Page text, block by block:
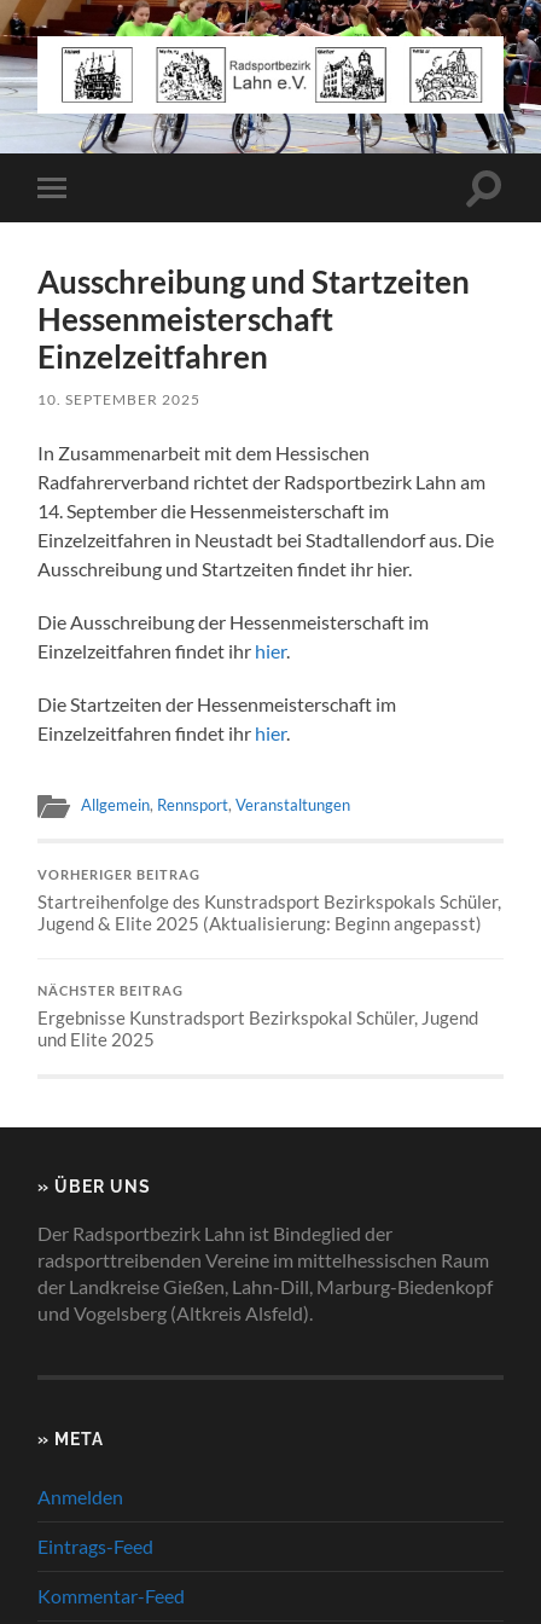
Radsportbezirk
Lahn
e.V.
Menü
Ausschreibung und Startzeiten
Hessenmeisterschaft
Einzelzeitfahren
10. SEPTEMBER 2025
In Zusammenarbeit mit dem Hessischen
Radfahrerverband richtet der Radsportbezirk Lahn am
14. September die Hessenmeisterschaft im
Einzelzeitfahren in Neustadt bei Stadtallendorf aus. Die
Ausschreibung und Startzeiten findet ihr hier.
Die Ausschreibung der Hessenmeisterschaft im
Einzelzeitfahren findet ihr hier.
Die Startzeiten der Hessenmeisterschaft im
Einzelzeitfahren findet ihr hier.
Allgemein, Rennsport,Veranstaltungen
VORHERIGER BEITRAG
Startreihenfolge des Kunstradsport Bezirkspokals Schüler,
Jugend & Elite 2025 (Aktualisierung: Beginn angepasst)
NÄCHSTER BEITRAG
Ergebnisse Kunstradsport Bezirkspokal Schüler, Jugend
und Elite 2025
» ÜBER UNS
Der Radsportbezirk Lahn ist Bindeglied der
radsporttreibenden Vereine im mittelhessischen Raum
der Landkreise Gießen, Lahn-Dill, Marburg-Biedenkopf
und Vogelsberg (Altkreis Alsfeld).
» META
Anmelden
Eintrags-Feed
Kommentar-Feed